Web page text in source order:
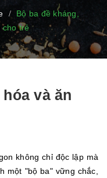
/
Bộ ba đề kháng,
cho trẻ
và ăn
không chỉ độc lập mà
một "bộ ba" vững chắc,